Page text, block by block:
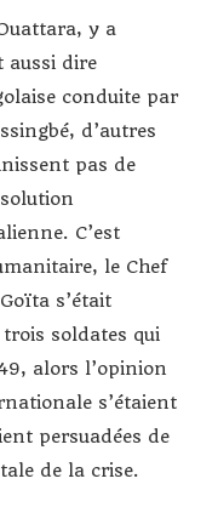
y a
aussi dire
conduite par
d’autres
pas de
C’est
le Chef
s’était
soldates qui
alors l’opinion
s’étaient
persuadées de
de la crise.